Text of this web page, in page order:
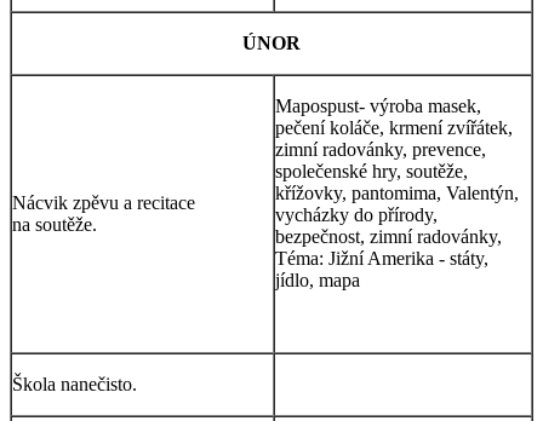
ÚNOR
Nácvik zpěvu a recitace
na soutěže.
Mapospust- výroba masek,
pečení koláče, krmení zvířátek,
zimní radovánky, prevence,
společenské hry, soutěže,
křížovky, pantomima, Valentýn,
vycházky do přírody,
bezpečnost, zimní radovánky,
Téma: Jižní Amerika - státy,
jídlo, mapa
Škola nanečisto.